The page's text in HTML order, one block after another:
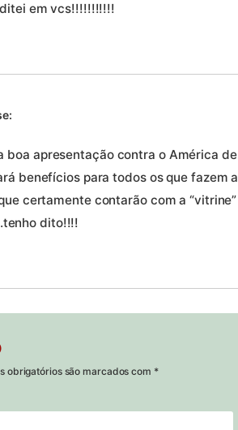
em vcs!!!!!!!!!!!
boa apresentação contra o América de
benefícios para todos os que fazem a
certamente contarão com a “vitrine”
dito!!!!
obrigatórios são marcados com *